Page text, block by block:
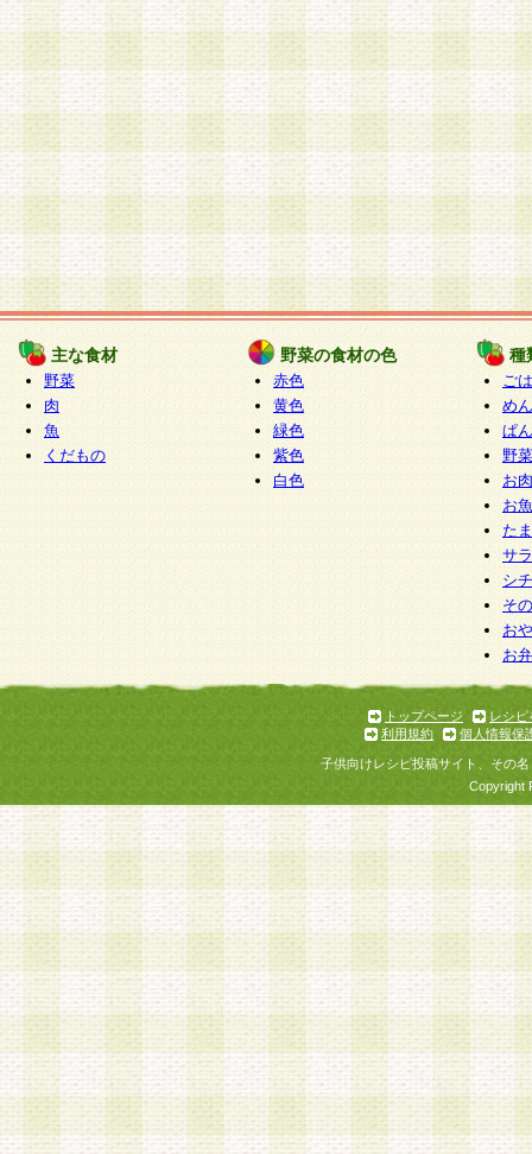
主な食材
野菜
肉
魚
くだもの
野菜の食材の色
赤色
黄色
緑色
紫色
白色
種
ご
めん
ぱん
野
お
お
た
サ
シ
そ
お
お
トップページ
レシピ
利用規約
個人情報保
子供向けレシピ投稿サイト、その
Copyright